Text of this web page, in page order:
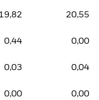
19,82 20,55
0,44 0,00
0,03 0,04
0,00 0,00